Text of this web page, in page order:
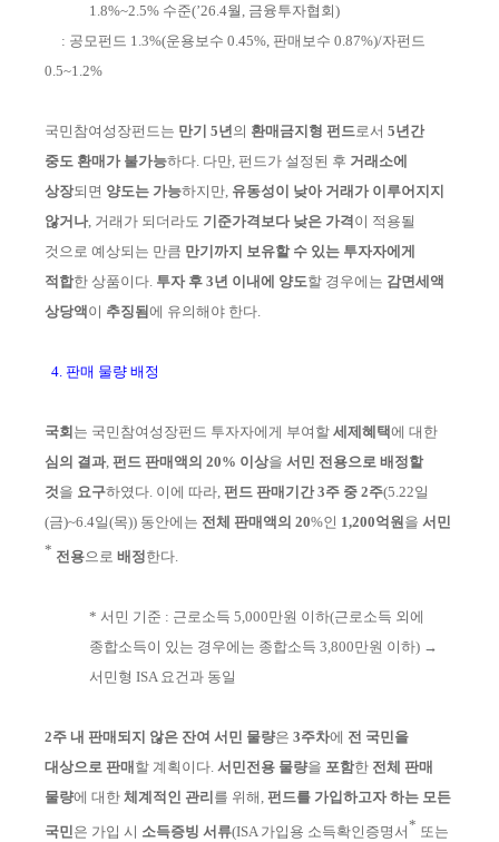
1.8%~2.5% 수준(’26.4월, 금융투자협회)
: 공모펀드 1.3%(운용보수 0.45%, 판매보수 0.87%)/자펀드
0.5~1.2%
국민참여성장펀드는 만기 5년 의 환매금지형 펀드 로서 5년간
중도 환매가 불가능하다. 다만, 펀드가 설정된 후 거래소에
상장되면 양도는 가능하지만, 유동성이 낮아 거래가 이루어지지
않거나, 거래가 되더라도 기준가격보다 낮은 가격 이 적용될
것으로 예상되는 만큼 만기까지 보유할 수 있는 투자자에게
적합한 상품이다. 투자 후 3년 이내에 양도할 경우에는 감면세액
상당액 이 추징됨 에 유의해야 한다.
4. 판매 물량 배정
국회 는 국민참여성장펀드 투자자에게 부여할 세제혜택 에 대한
심의 결과, 펀드 판매액의 20% 이상을 서민 전용으로 배정할
것을 요구하였다. 이에 따라, 펀드 판매기간 3주 중 2주(5. 22일
(금)~6.4일(목)) 동안에는 전체 판매액의 20%인 1,200억원 을 서민
* 전용으로 배정한다.
* 서민 기준 : 근로소득 5,000만원 이하(근로소득 외에
종합소득이 있는 경우에는 종합소득 3,800만원 이하) →
서민형 ISA 요건과 동일
2주 내 판매되지 않은 잔여 서민 물량은 3주차에 전 국민을
대상으로 판매 할 계획 이다. 서민전용 물량을 포함한 전체 판매
물량에 대한 체계적인 관리 를 위해, 펀드를 가입하고자 하는 모든
국민은 가입 시 소득증빙 서류(ISA 가입용 소득확인 증명서* 또는